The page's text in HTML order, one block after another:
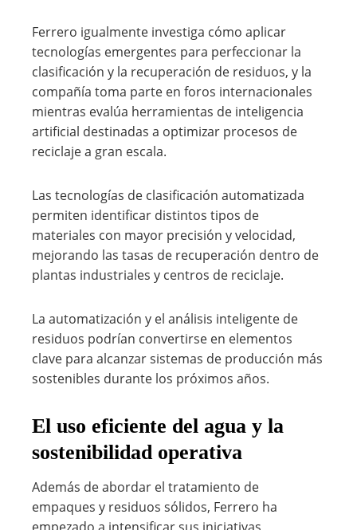
Ferrero igualmente investiga cómo aplicar
tecnologías emergentes para perfeccionar la
clasificación y la recuperación de residuos, y la
compañía toma parte en foros internacionales
mientras evalúa herramientas de inteligencia
artificial destinadas a optimizar procesos de
reciclaje a gran escala.
Las tecnologías de clasificación automatizada
permiten identificar distintos tipos de
materiales con mayor precisión y velocidad,
mejorando las tasas de recuperación dentro de
plantas industriales y centros de reciclaje.
La automatización y el análisis inteligente de
residuos podrían convertirse en elementos
clave para alcanzar sistemas de producción más
sostenibles durante los próximos años.
El uso eficiente del agua y la
sostenibilidad operativa
Además de abordar el tratamiento de
empaques y residuos sólidos, Ferrero ha